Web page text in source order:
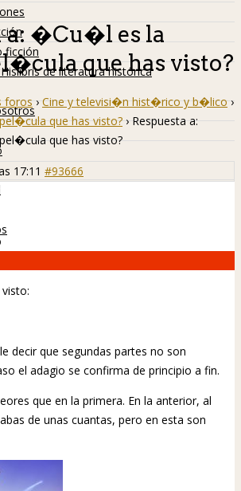
ficción
de literatura histórica
a: �Cu�l es la
que has visto?
foros › Cine y televisi�n hist�rico y b�lico ›
que has visto? › Respuesta a:
que has visto?
17:11 #93666
decir que segundas partes no son
el adagio se confirma de principio a fin.
que en la primera. En la anterior, al
de unas cuantas, pero en esta son